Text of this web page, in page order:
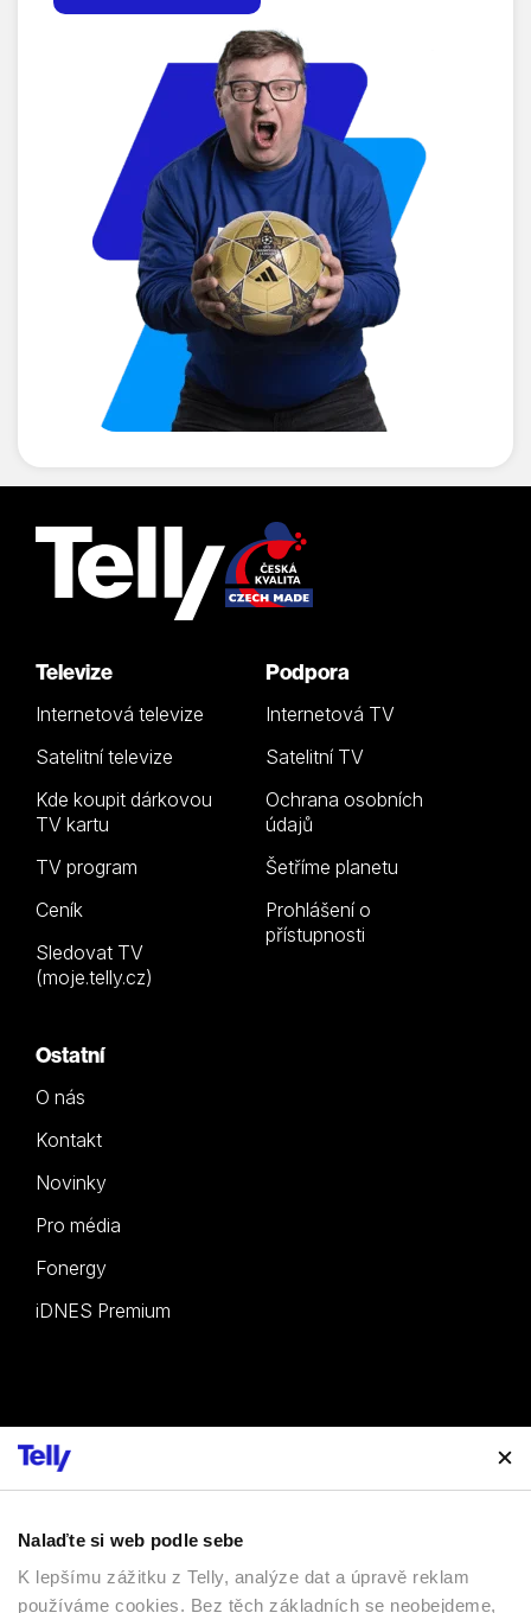
Nalaďte si web podle sebe
K lepšímu zážitku z Telly, analýze dat a úpravě reklam
používáme cookies. Bez těch základních se neobejdeme,
Zákazníkům nabízíme a poskytujeme pouze Programové
balíčky s daným obsahovým zaměřením. Televizní programy
zahrnuté v Programových balíčcích se mohou měnit.
Program Premier Sport 3 je v době vysílání živého přenosu
turnaje OKTAGON (turnajové období) nedostupný. Pro
sledování živého přenosu je nutné zakoupit doplňkový
Oktagon.
Televize
Internetová televize
Satelitní televize
Kde koupit dárkovou
TV kartu
TV program
Ceník
Sledovat TV
(moje.telly.cz)
Podpora
Internetová TV
Satelitní TV
Ochrana osobních
údajů
Šetříme planetu
Prohlášení o
přístupnosti
Ostatní
O nás
Kontakt
Novinky
Pro média
Fonergy
iDNES Premium
Vyzkoušet ZDARMA
Zákaznická zóna